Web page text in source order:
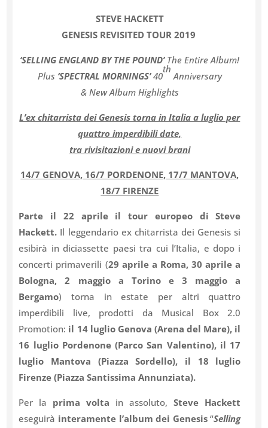
STEVE HACKETT
GENESIS REVISITED TOUR 2019
‘SELLING ENGLAND BY THE POUND’The Entire Album!
Plus ‘SPECTRAL MORNINGS’40
th
Anniversary
& New Album Highlights
L’ex chitarrista dei Genesis torna in Italia a luglio per
quattro imperdibili date,
tra rivisitazioni e nuovi brani
14/7 GENOVA, 16/7 PORDENONE, 17/7 MANTOVA,
18/7 FIRENZE
Parte il 22 aprile il tour europeo di
Steve
Hackett. Il leggendario ex chitarrista dei Genesis si
esibirà in diciassette paesi tra cui l’Italia, e dopo i
concerti primaverili (29 aprile a Roma, 30 aprile a
Bologna, 2 maggio a Torino e 3 maggio a
Bergamo) torna in estate per altri quattro
imperdibili live, prodotti da Musical Box 2.0
Promotion: il 14 luglio Genova (Arena del Mare), il
16 luglio Pordenone (Parco San Valentino), il 17
luglio Mantova (Piazza Sordello), il 18 luglio
Firenze (Piazza Santissima Annunziata).
Per la prima volta in assoluto,Steve Hackett
eseguirà interamente l’album dei Genesis“Selling